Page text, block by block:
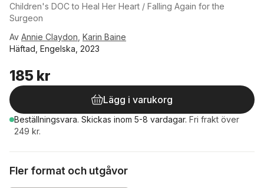
Children's DOC to Heal Her Heart / Falling Again for the
Surgeon
Av Annie Claydon Karin Baine
Häftad, Engelska, 2023
185 kr
Lägg i varukorg
Beställningsvara. Skickas inom 5-8 vardagar. Fri frakt över
249 kr.
Fler format och utgåvor